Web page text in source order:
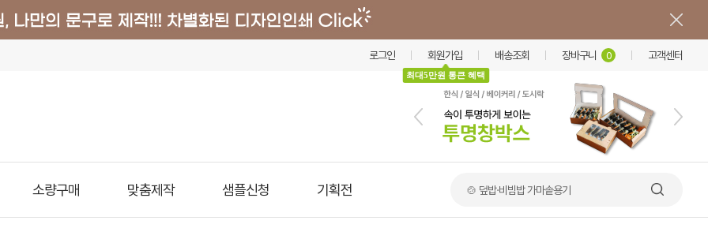
로그인 회원가입
최대5만원 통큰 혜택
배송조회 장바구니 0 고객센터
소량구매 맞춤제작 샘플신청 기획전 🍲 덮밥·비빔밥 가마솥용기